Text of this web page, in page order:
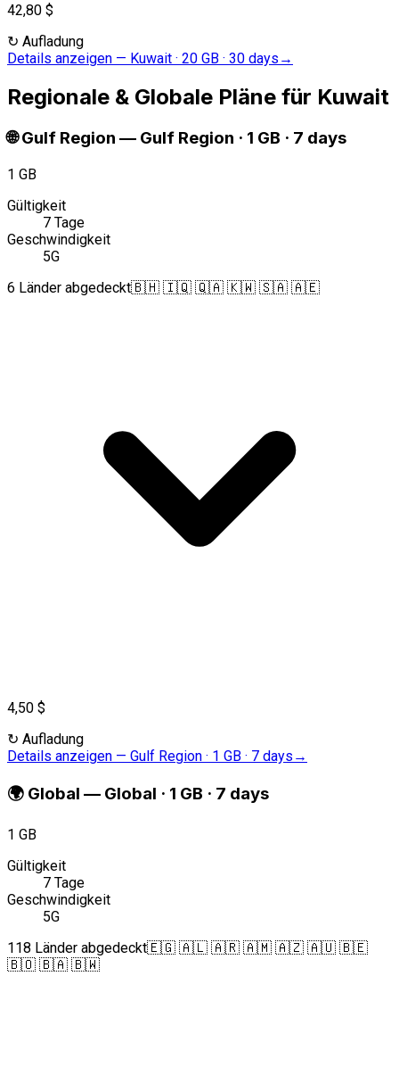
42,80 $
↻ Aufladung
Details anzeigen — Kuwait · 20 GB · 30 days →
Regionale & Globale Pläne für Kuwait
🌐 Gulf Region — Gulf Region · 1 GB · 7 days
1 GB
Gültigkeit
7 Tage
Geschwindigkeit
5G
6 Länder abgedeckt🇧🇭 🇮🇶 🇶🇦 🇰🇼 🇸🇦 🇦🇪
4,50 $
↻ Aufladung
Details anzeigen — Gulf Region · 1 GB · 7 days →
🌍 Global — Global · 1 GB · 7 days
1 GB
Gültigkeit
7 Tage
Geschwindigkeit
5G
118 Länder abgedeckt🇪🇬 🇦🇱 🇦🇷 🇦🇲 🇦🇿 🇦🇺 🇧🇪
🇧🇴 🇧🇦 🇧🇼